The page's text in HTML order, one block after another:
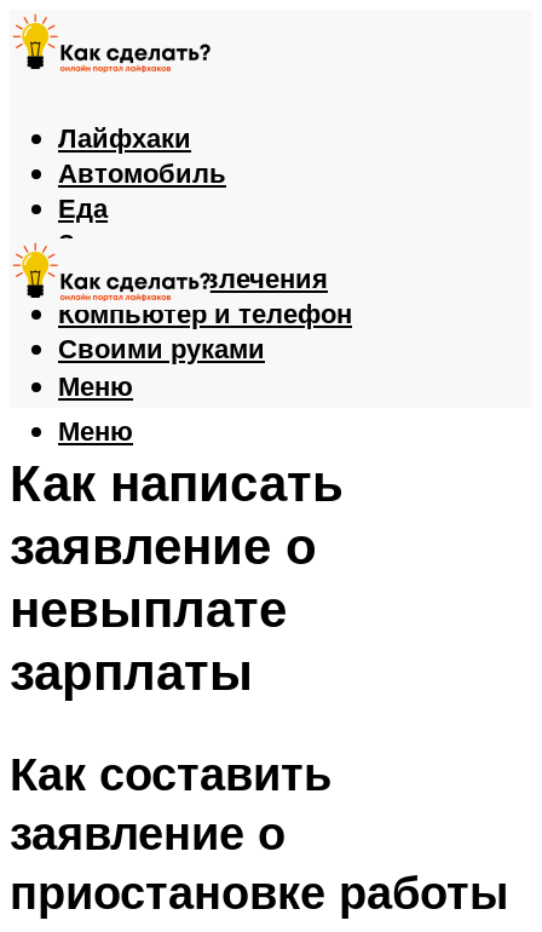
Лайфхаки
Автомобиль
Еда
Здоровье
Игры и развлечения
Компьютер и телефон
Своими руками
Меню
Меню
Как написать
заявление о
невыплате
зарплаты
Как составить
заявление о
приостановке работы